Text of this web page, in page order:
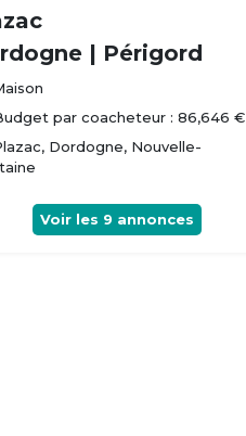
| Périgord
par coacheteur : 86,646 €
Dordogne, Nouvelle-
Voir les 9 annonces